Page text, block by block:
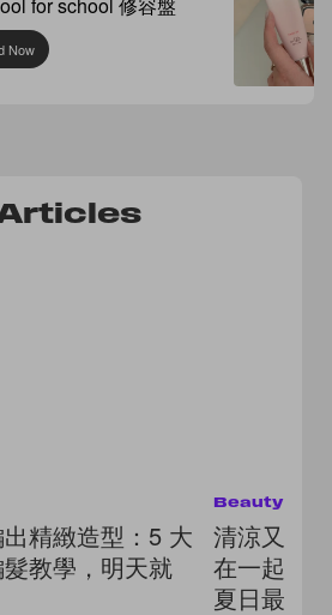
for school 修容盤
Now
精緻造型：5 大
教學，明天就
Beauty
清涼又可
在一起，
夏日最佳